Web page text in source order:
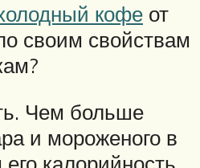
кофе от
своим свойствам
Чем больше
и мороженого в